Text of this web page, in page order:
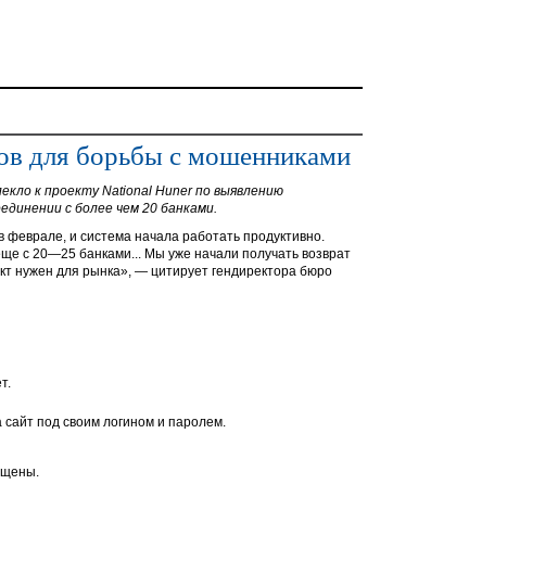
для борьбы с мошенниками
к проекту National Huner по выявлению
с более чем 20 банками.
и система начала работать продуктивно.
с 20—25 банками... Мы уже начали получать возврат
нужен для рынка», — цитирует гендиректора бюро
под своим логином и паролем.